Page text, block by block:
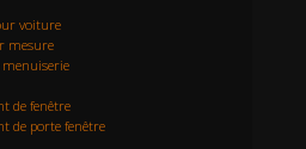
voiture
mesure
de fenêtre
de porte fenêtre